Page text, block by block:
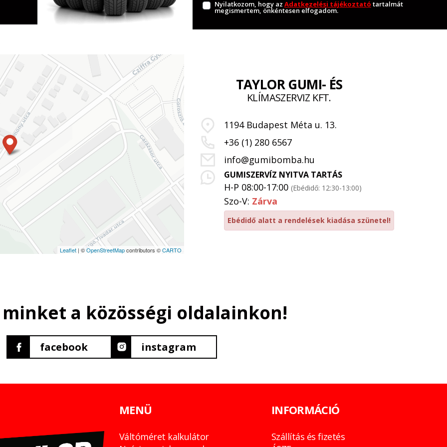
Nyilatkozom, hogy az Adatkezelési tájékoztató tartalmát
megismertem, önkéntesen elfogadom.
Leaflet | ©OpenStreetMapcontributors ©CARTO
TAYLOR GUMI- ÉS
KLÍMASZERVIZ KFT.
1194 Budapest Méta u. 13.
+36 (1) 280 6567
info@gumibomba.hu
GUMISZERVÍZ NYITVA TARTÁS
H-P 08:00-17:00 (Ebédidő: 12:30-13:00)
Szo-V: Zárva
Ebédidő alatt a rendelések kiadása szünetel!
minket a közösségi oldalainkon!
facebook instagram
MENÜ
Váltóméret kalkulátor
INFORMÁCIÓ
Szállítás és fizetés